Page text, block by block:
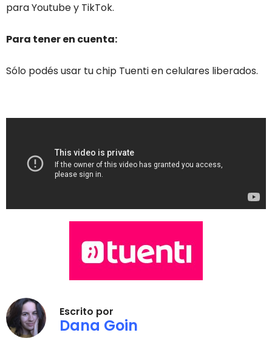
para Youtube y TikTok.
Para tener en cuenta:
Sólo podés usar tu chip Tuenti en celulares liberados.
Escrito por
Dana Goin